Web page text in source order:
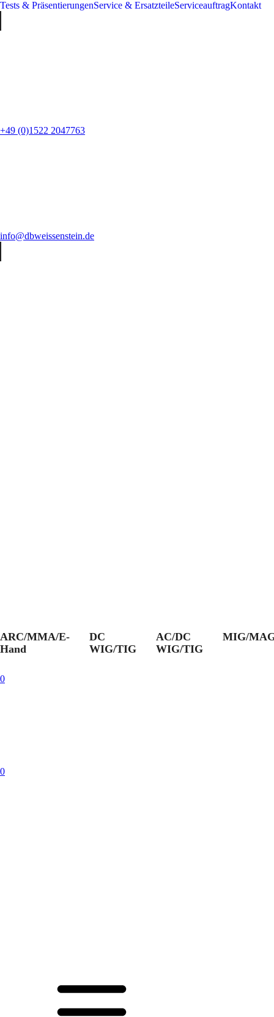
Tests & PräsentierungenService & ErsatzteileServiceauftragKontakt
+49 (0)1522 2047763
info@dbweissenstein.de
ARC/MMA/E-
Hand
DC
WIG/TIG
AC/DC
WIG/TIG
MIG/
0
0